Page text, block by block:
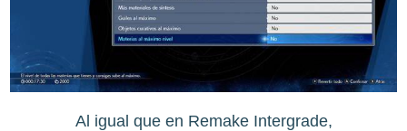
Al igual que en Remake Intergrade,